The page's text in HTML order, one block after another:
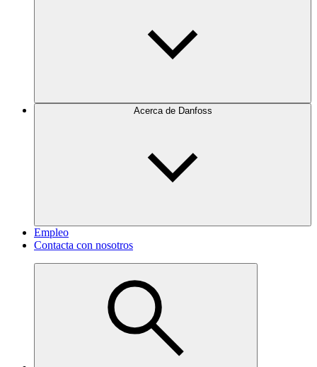
Acerca de Danfoss
Empleo
Contacta con nosotros